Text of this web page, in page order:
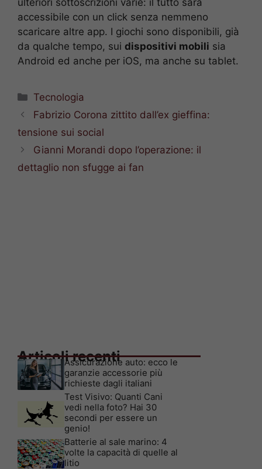
accessibile con un click senza nemmeno
scaricare altre app. I giochi sono disponibili, già
da qualche tempo, sui dispositivi mobili sia
Android ed anche per iOS, ma anche su tablet.
Categorie
Tecnologia
Fabrizio Corona zittito dall’ex gieffina:
tensione sui social
Gianni Morandi dopo l’operazione: il
dettaglio non sfugge ai fan
Articoli recenti
Assicurazione auto: ecco le
garanzie accessorie più
richieste dagli italiani
Test Visivo: Quanti Cani
vedi nella foto? Hai 30
secondi per essere un
genio!
Batterie al sale marino: 4
volte la capacità di quelle al
litio